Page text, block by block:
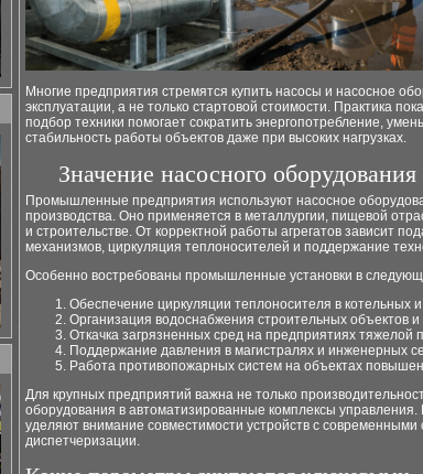
Многие предприятия стремятся купить насосы и насосное
эксплуатации, а не только стартовой стоимости. Практика
подбор техники помогает сократить энергопотребление,
стабильность работы объектов даже при высоких нагрузках.
Значение насосного
Промышленные предприятия используют насосное
производства. Оно применяется в металлургии, пищевой
и строительстве. От корректной работы агрегатов зависит
механизмов, циркуляция теплоносителей и поддержание
Особенно востребованы промышленные установки в
Обеспечение циркуляции теплоносителя в котельных и
Организация водоснабжения строительных объектов и
Откачка загрязненных сред на предприятиях тяжелой
Поддержание давления в магистралях и инженерных
Работа противопожарных систем на объектах
Для крупных предприятий важна не только
оборудования в автоматизированные комплексы
уделяют внимание совместимости устройств с современными
диспетчеризации.